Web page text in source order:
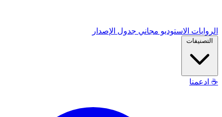
الروايات الاستوديو مجاني جدول الإصدار
التصنيفات
☕ ادعمنا